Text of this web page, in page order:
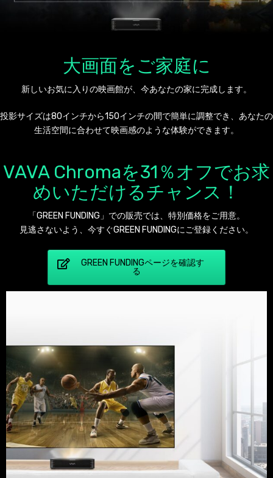
大画面をご家庭に
新しいお気に入りの映画館が、今あなたの家に完成します。
投影サイズは80インチから150インチの間で簡単に調整でき、あなたの
生活空間に合わせて映画感のような体験ができます。
VAVA Chromaを31％オフでお求
めいただけるチャンス！
「GREEN FUNDING」での販売では、特別価格をご用意。
見逃さないよう、今すぐGREEN FUNDINGにご登録ください。
GREEN FUNDINGページを確認す
る